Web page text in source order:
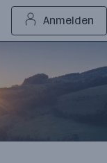
Anmelden